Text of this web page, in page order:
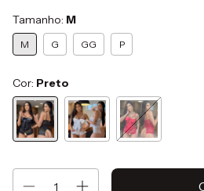
Tamanho: M
M G GG P
Cor: Preto